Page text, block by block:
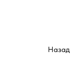
Назад